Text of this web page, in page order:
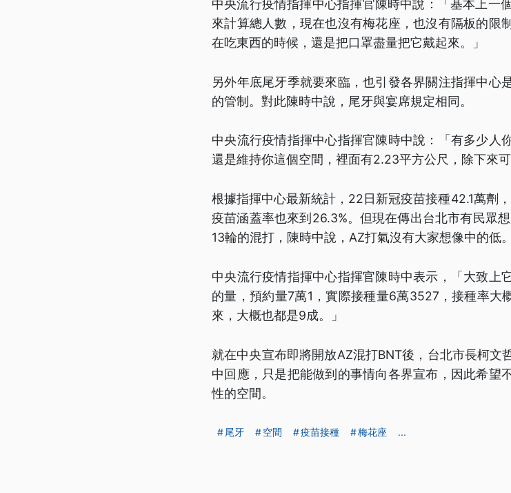
中央流行疫情指揮中心指揮官陳時中說：「基本上一
來計算總人數，現在也沒有梅花座，也沒有隔板的限
在吃東西的時候，還是把口罩盡量把它戴起來。」
另外年底尾牙季就要來臨，也引發各界關注指揮中心
的管制。對此陳時中說，尾牙與宴席規定相同。
中央流行疫情指揮中心指揮官陳時中說：「有多少人
還是維持你這個空間，裡面有2.23平方公尺，除下來可
根據指揮中心最新統計，22日新冠疫苗接種42.1萬劑
疫苗涵蓋率也來到26.3%。但現在傳出台北市有民眾
13輪的混打，陳時中說，AZ打氣沒有大家想像中的低。
中央流行疫情指揮中心指揮官陳時中表示，「大致上
的量，預約量7萬1，實際接種量6萬3527，接種率大
來，大概也都是9成。」
就在中央宣布即將開放AZ混打BNT後，台北市長柯文
中回應，只是把能做到的事情向各界宣布，因此希望
性的空間。
尾牙 空間 疫苗接種 梅花座 ...